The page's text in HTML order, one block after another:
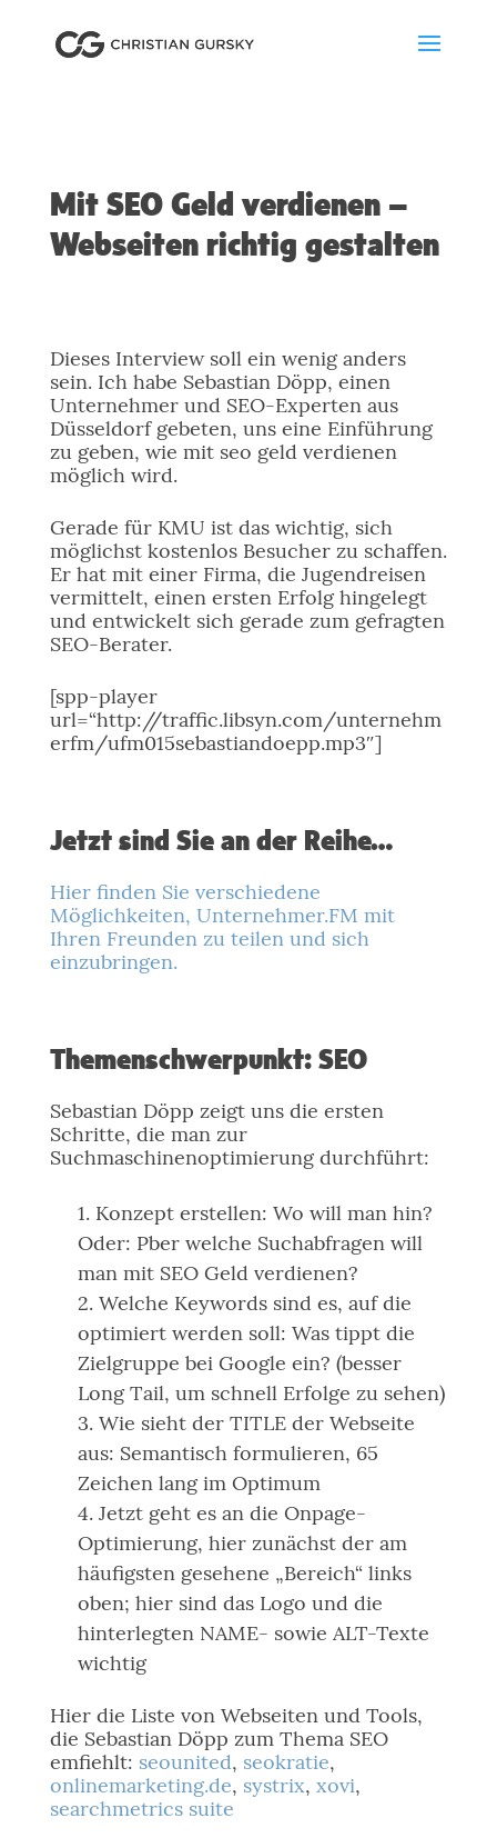
Mit SEO Geld verdienen –
Webseiten richtig gestalten
Dieses Interview soll ein wenig anders
sein. Ich habe Sebastian Döpp, einen
Unternehmer und SEO-Experten aus
Düsseldorf gebeten, uns eine Einführung
zu geben, wie mit seo geld verdienen
möglich wird.
Gerade für KMU ist das wichtig, sich
möglichst kostenlos Besucher zu schaffen.
Er hat mit einer Firma, die Jugendreisen
vermittelt, einen ersten Erfolg hingelegt
und entwickelt sich gerade zum gefragten
SEO-Berater.
[spp-player
url=“http://traffic.libsyn.com/unternehm
erfm/ufm015sebastiandoepp.mp3″]
Jetzt sind Sie an der Reihe…
Hier finden Sie verschiedene
Möglichkeiten, Unternehmer.FM mit
Ihren Freunden zu teilen und sich
einzubringen.
Themenschwerpunkt: SEO
Sebastian Döpp zeigt uns die ersten
Schritte, die man zur
Suchmaschinenoptimierung durchführt:
Konzept erstellen: Wo will man hin?
Oder: Pber welche Suchabfragen will
man mit SEO Geld verdienen?
Welche Keywords sind es, auf die
optimiert werden soll: Was tippt die
Zielgruppe bei Google ein? (besser
Long Tail, um schnell Erfolge zu sehen)
Wie sieht der TITLE der Webseite
aus: Semantisch formulieren, 65
Zeichen lang im Optimum
Jetzt geht es an die Onpage-
Optimierung, hier zunächst der am
häufigsten gesehene „Bereich“ links
oben; hier sind das Logo und die
hinterlegten NAME- sowie ALT-Texte
wichtig
Hier die Liste von Webseiten und Tools,
die Sebastian Döpp zum Thema SEO
emfiehlt: seounited, seokratie,
onlinemarketing.de, systrix, xovi,
searchmetrics suite